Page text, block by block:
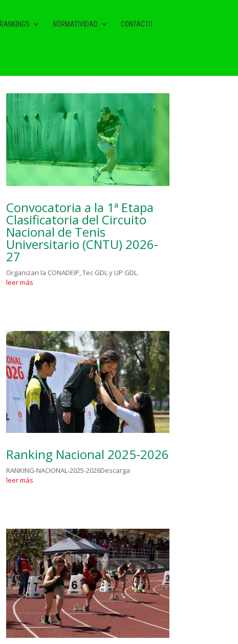
RANKINGS NORMATIVIDAD CONTACTO
Convocatoria a la 1ª Etapa
Clasificatoria del Circuito
Nacional de Tenis
Universitario (CNTU) 2026-
27
Organizan la CONADEIP, Tec GDL y UP GDL.
leer más
Ranking Nacional 2025-2026
RANKING-NACIONAL-2025-2026Descarga
leer más